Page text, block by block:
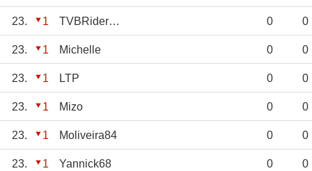
23. 1 TVBRiderJED12 0 0
23. 1 Michelle 0 0
23. 1 LTP 0 0
23. 1 Mizo 0 0
23. 1 Moliveira84 0 0
23. 1 Yannick68 0 0